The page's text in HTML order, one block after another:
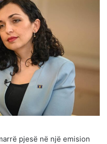
pjesë në një emision